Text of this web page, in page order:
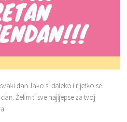
dan. Iako si daleko i rijetko se
Želim ti sve najljepse za tvoj